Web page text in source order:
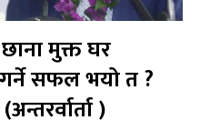
मुक्त घर
सफल भयो त ?
)